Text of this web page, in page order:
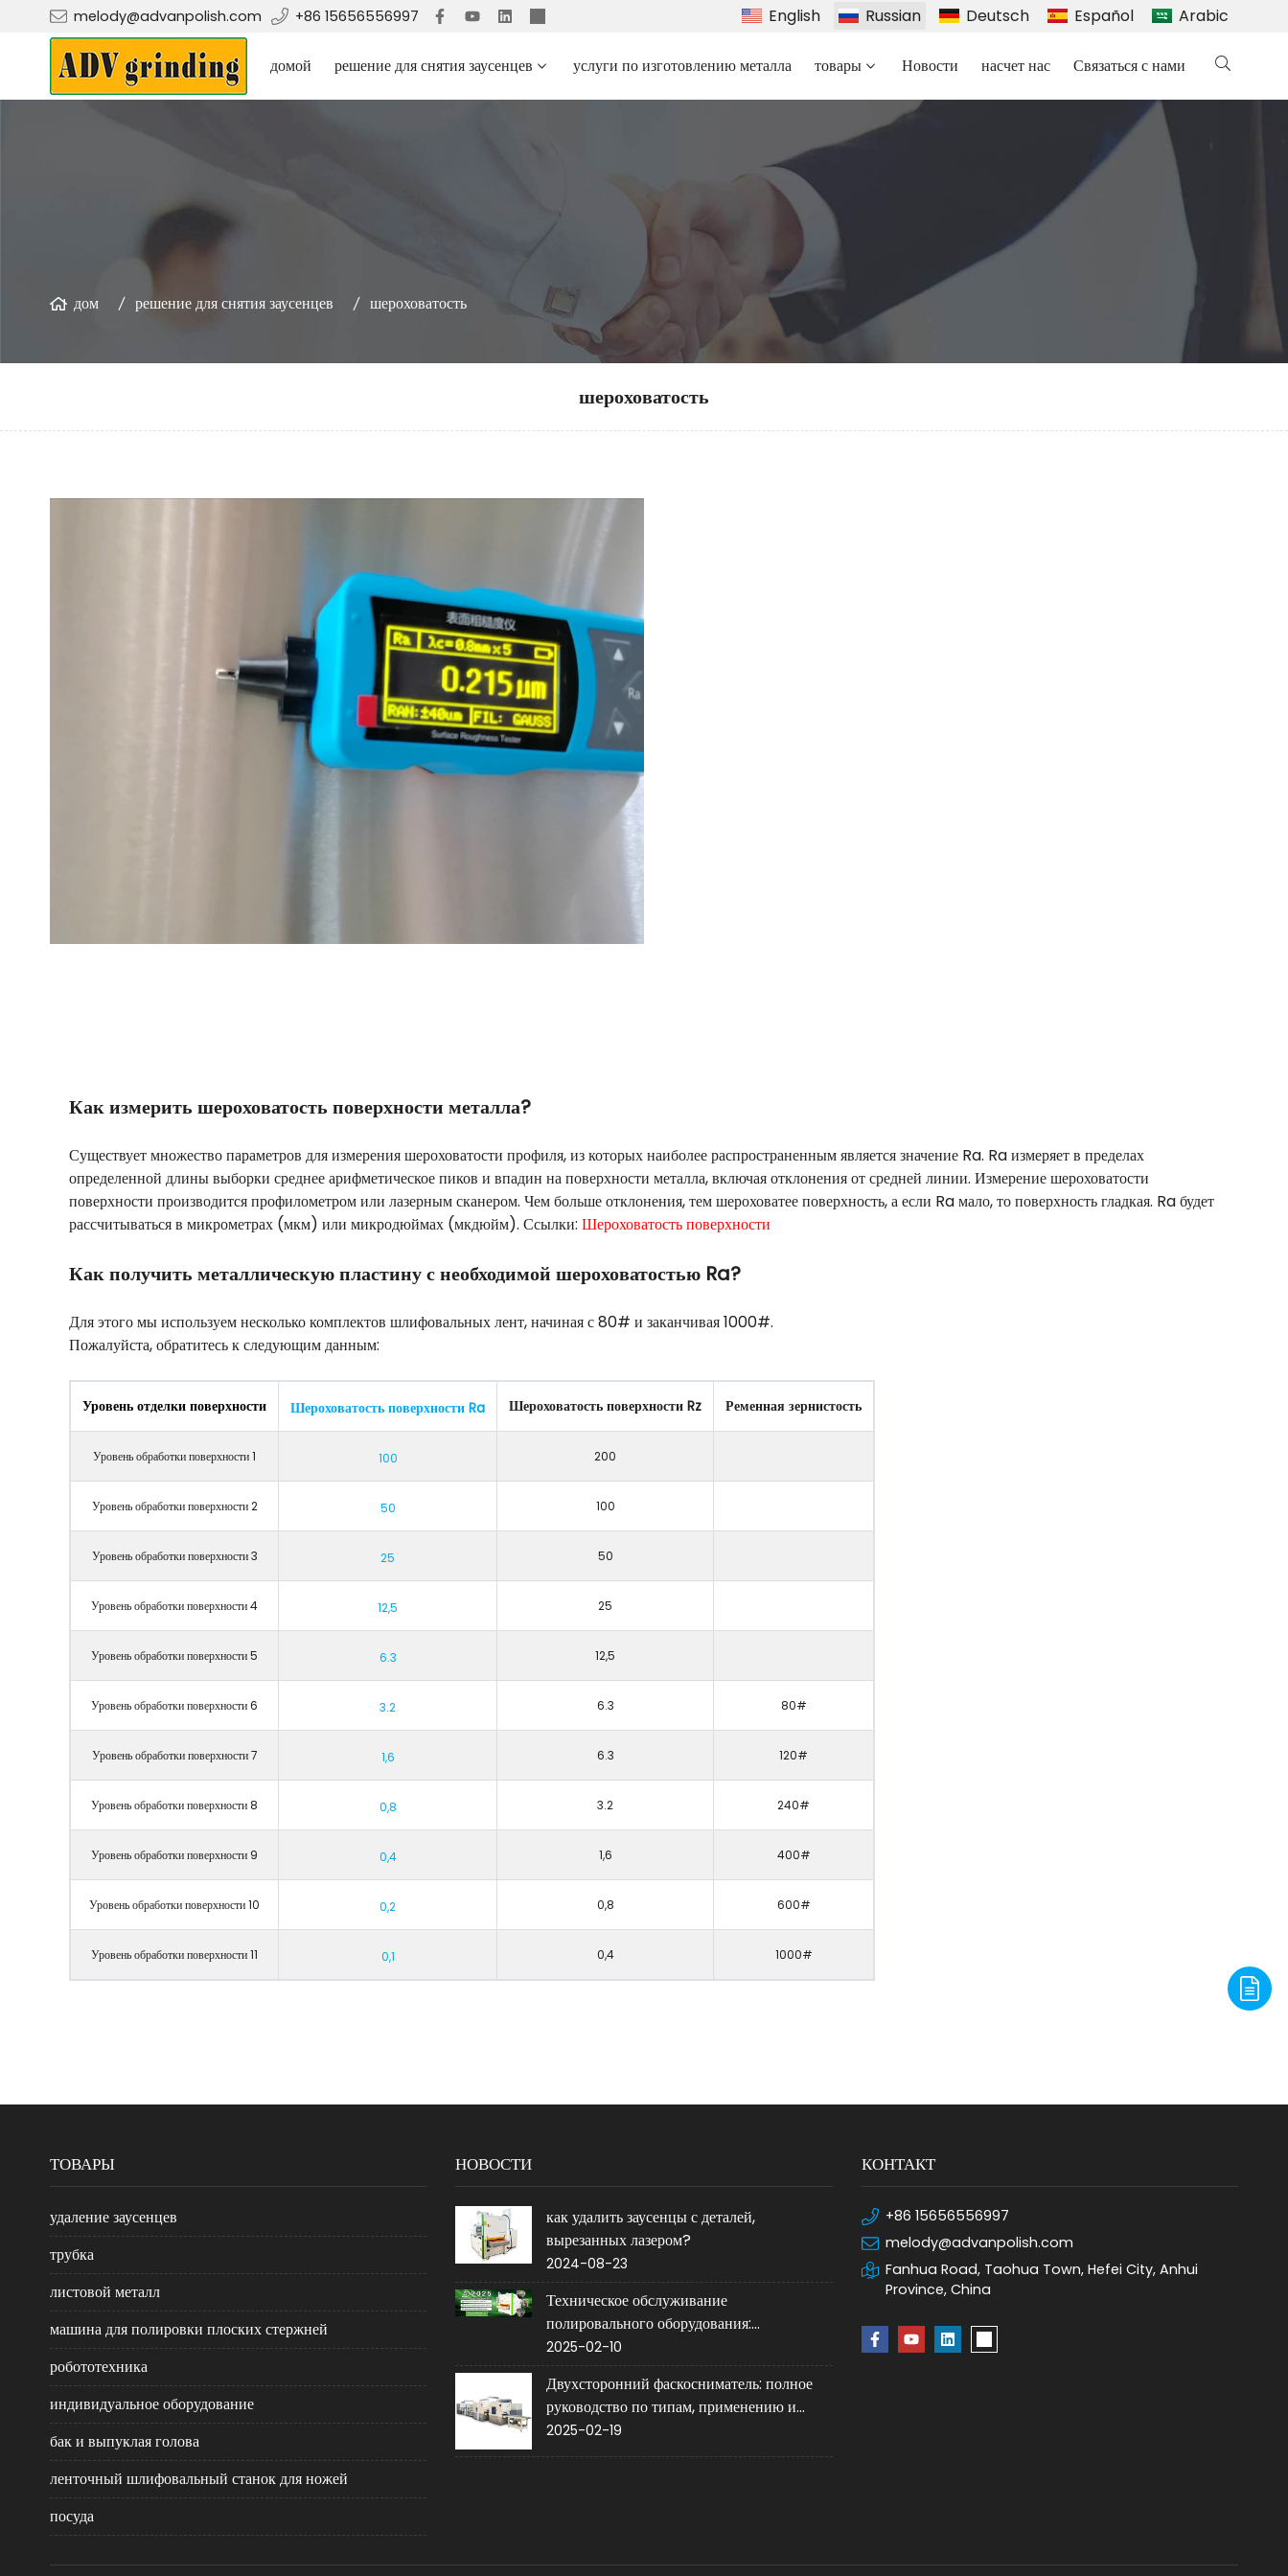
melody@advanpolish.com +86 15656556997 English Russian Deutsch Español Arabic
домой решение для снятия заусенцев услуги по изготовлению металла товары Новости насчет нас Связаться с нами
дом решение для снятия заусенцев шероховатость
шероховатость
Как измерить шероховатость поверхности металла?
Существует множество параметров для измерения шероховатости профиля, из которых наиболее распространенным является значение Ra. Ra измеряет в пределах
определенной длины выборки среднее арифметическое пиков и впадин на поверхности металла, включая отклонения от средней линии. Измерение шероховатости
поверхности производится профилометром или лазерным сканером. Чем больше отклонения, тем шероховатее поверхность, а если Ra мало, то поверхность гладкая. Ra будет
рассчитываться в микрометрах (мкм) или микродюймах (мкдюйм). Ссылки: Шероховатость поверхности
Как получить металлическую пластину с необходимой шероховатостью Ra?
Для этого мы используем несколько комплектов шлифовальных лент, начиная с 80# и заканчивая 1000#.
Пожалуйста, обратитесь к следующим данным:
Уровень отделки поверхности Шероховатость поверхности Ra Шероховатость поверхности Rz Ременная зернистость
Уровень обработки поверхности 1 100 200
Уровень обработки поверхности 2 50 100
Уровень обработки поверхности 3 25 50
Уровень обработки поверхности 4 12,5 25
Уровень обработки поверхности 5 6.3 12,5
Уровень обработки поверхности 6 3.2 6.3 80#
Уровень обработки поверхности 7 1,6 6.3 120#
Уровень обработки поверхности 8 0,8 3.2 240#
Уровень обработки поверхности 9 0,4 1,6 400#
Уровень обработки поверхности 10 0,2 0,8 600#
Уровень обработки поверхности 11 0,1 0,4 1000#
ТОВАРЫ
удаление заусенцев
трубка
листовой металл
машина для полировки плоских стержней
робототехника
индивидуальное оборудование
бак и выпуклая голова
ленточный шлифовальный станок для ножей
посуда
НОВОСТИ
как удалить заусенцы с деталей,
вырезанных лазером?
2024-08-23
Техническое обслуживание
полировального оборудования:
обеспечение срока службы и
производительности
2025-02-10
Двухсторонний фаскосниматель: полное
руководство по типам, применению и
покупке
2025-02-19
КОНТАКТ
+86 15656556997
melody@advanpolish.com
Fanhua Road, Taohua Town, Hefei City, Anhui
Province, China